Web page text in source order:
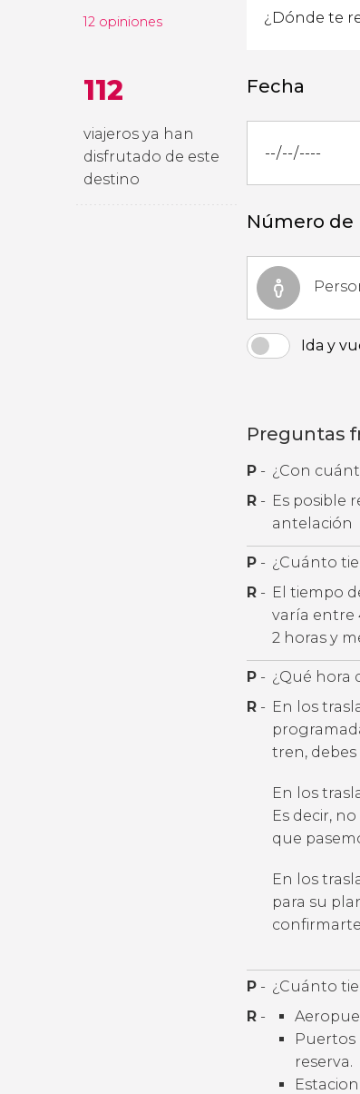
12 opiniones
112
viajeros ya han
disfrutado de este
destino
Fecha
Número de
Ida y
Preguntas
P - ¿Con
R - Es posible
antelación
P - ¿Cuánto
R - El tiempo
varía entre
2 horas y
P - ¿Qué hora
R - En los
tren,
En los
Es decir,
que
En los
para su
P - ¿Cuánto
R -
Puertos
reserva.